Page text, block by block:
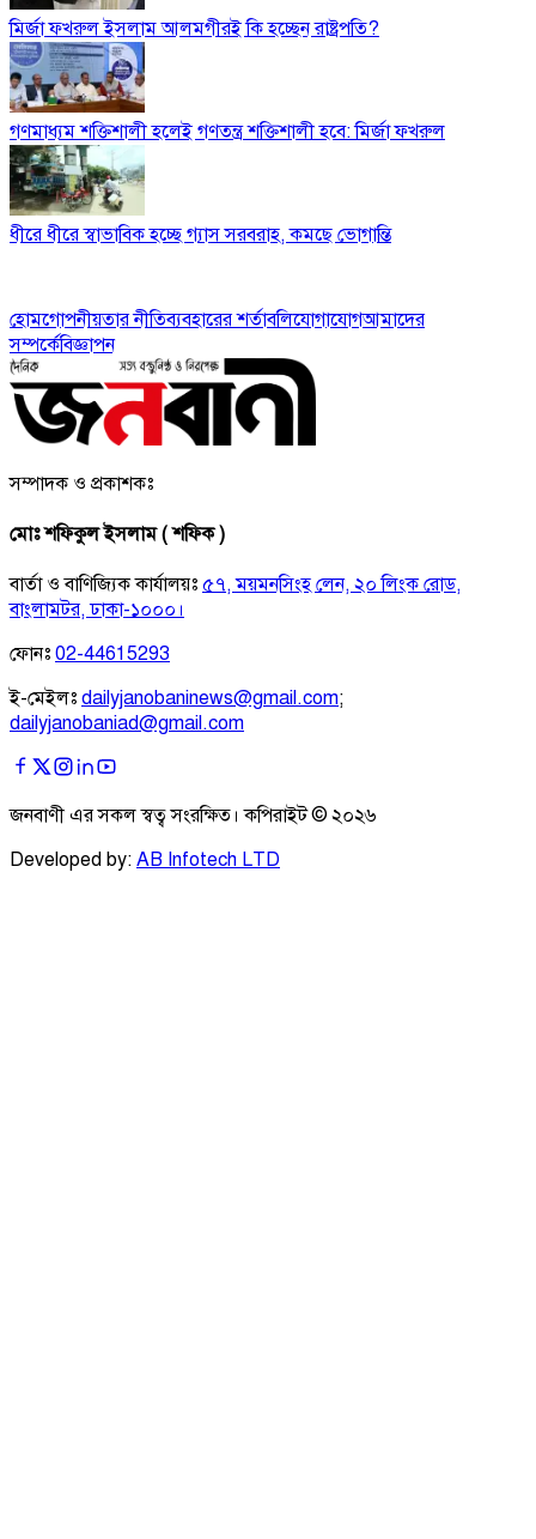
মির্জা ফখরুল ইসলাম আলমগীরই কি হচ্ছেন রাষ্ট্রপতি?
গণমাধ্যম শক্তিশালী হলেই গণতন্ত্র শক্তিশালী হবে: মির্জা ফখরুল
ধীরে ধীরে স্বাভাবিক হচ্ছে গ্যাস সরবরাহ, কমছে ভোগান্তি
হোমগোপনীয়তার নীতিব্যবহারের শর্তাবলিযোগাযোগআমাদের
সম্পর্কেবিজ্ঞাপন
সম্পাদক ও প্রকাশকঃ
মোঃ শফিকুল ইসলাম ( শফিক )
বার্তা ও বাণিজ্যিক কার্যালয়ঃ ৫৭, ময়মনসিংহ লেন, ২০ লিংক রোড,
বাংলামটর, ঢাকা-১০০০।
ফোনঃ 02-44615293
ই-মেইলঃ dailyjanobaninews@gmail.com;
dailyjanobaniad@gmail.com
জনবাণী এর সকল স্বত্ব সংরক্ষিত। কপিরাইট © ২০২৬
Developed by: AB Infotech LTD